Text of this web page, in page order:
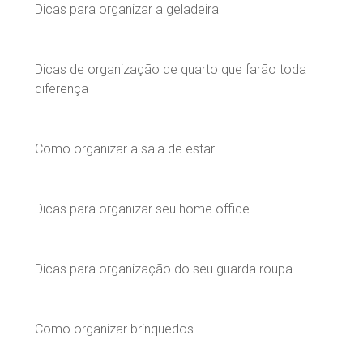
Dicas para organizar a geladeira
Dicas de organização de quarto que farão toda
diferença
Como organizar a sala de estar
Dicas para organizar seu home office
Dicas para organização do seu guarda roupa
Como organizar brinquedos